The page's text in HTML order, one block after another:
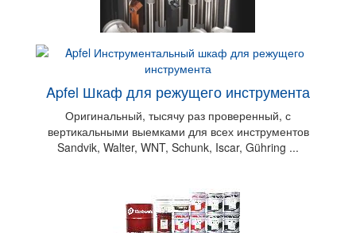
Deskar - Металлорежущий инструмент
для станочного оборудования
Твердосплавные пластины, резцы токарные, cверла
по металлу и д.р.
Apfel Шкаф для режущего инструмента
Оригинальный, тысячу раз проверенный, с
вертикальными выемками для всех инструментов
Sandvik, Walter, WNT, Schunk, Iscar, Gühring ...